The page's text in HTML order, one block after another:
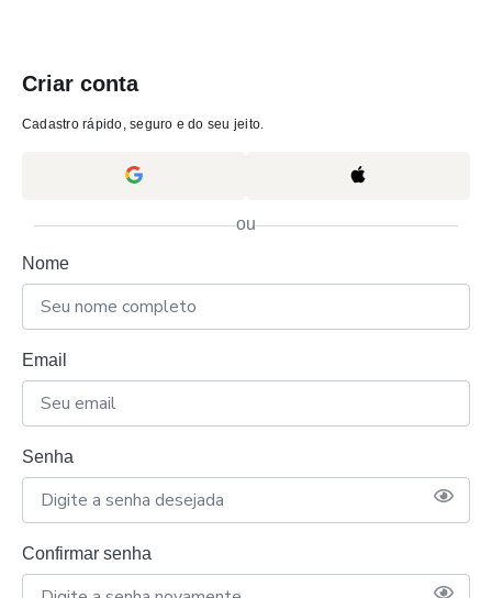
Criar conta
Cadastro rápido, seguro e do seu jeito.
ou
Nome
Email
Senha
Confirmar senha